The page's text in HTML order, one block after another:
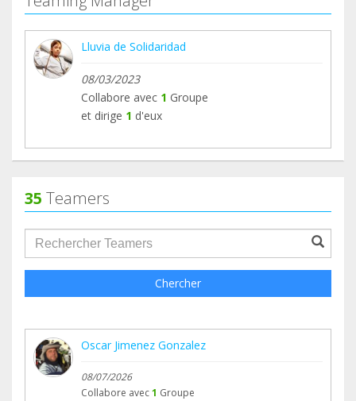
por lo que este mes valorarán el lactato con
resonancia... seguimos en el sendero del
diagnóstico. Gracias por seguir ahí. Lluvia no se
rinde y sigue brillando su sonrisa.
Lluvia de Solidaridad
08/03/2023
Collabore avec 1 Groupe
et dirige 1 d'eux
35 Teamers
groupProfile.searchForm.search.text???
Chercher
Oscar Jimenez Gonzalez
08/07/2026
Collabore avec1 Groupe